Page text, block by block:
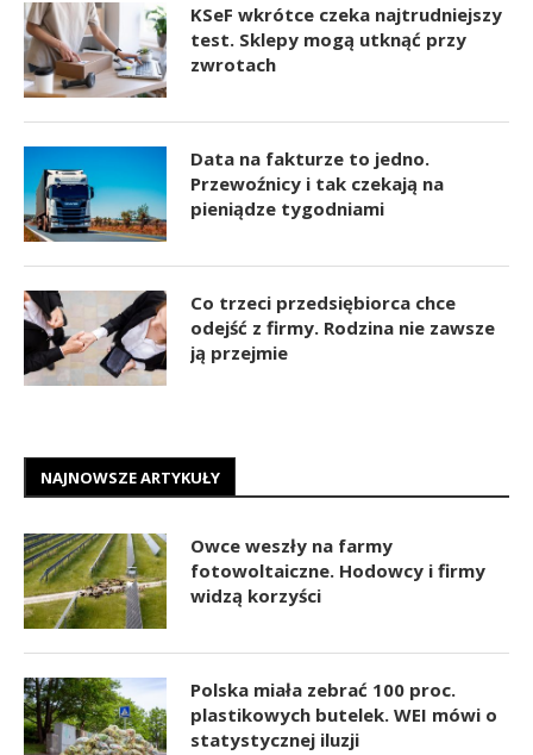
KSeF wkrótce czeka najtrudniejszy
test. Sklepy mogą utknąć przy
zwrotach
Data na fakturze to jedno.
Przewoźnicy i tak czekają na
pieniądze tygodniami
Co trzeci przedsiębiorca chce
odejść z firmy. Rodzina nie zawsze
ją przejmie
NAJNOWSZE ARTYKUŁY
Owce weszły na farmy
fotowoltaiczne. Hodowcy i firmy
widzą korzyści
Polska miała zebrać 100 proc.
plastikowych butelek. WEI mówi o
statystycznej iluzji